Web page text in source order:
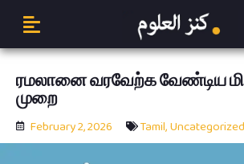
ரமலானை வரவேற்க வேண்டிய
முறை
February 2, 2026 Tamil,Uncategorized